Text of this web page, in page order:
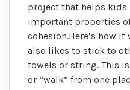
project that helps kids
important properties
cohesion.Here’s how
also likes to stick to
towels or string. This
or “walk” from one